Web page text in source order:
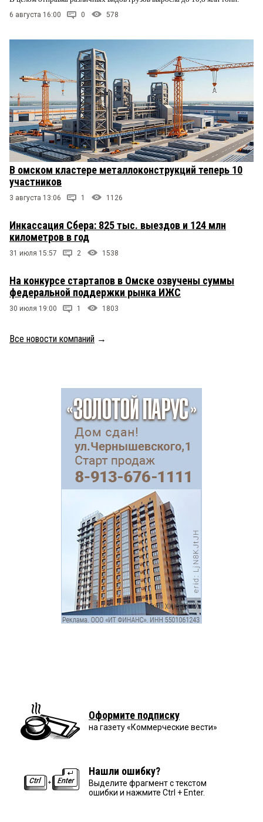
6 августа 16:00 0 578
В омском кластере металлоконструкций теперь 10
участников
3 августа 13:06 1 1126
Инкассация Сбера: 825 тыс. выездов и 124 млн
километров в год
31 июля 15:57 2 1538
На конкурсе стартапов в Омске озвучены суммы
федеральной поддержки рынка ИЖС
30 июля 19:00 1 1803
Все новости компаний →
Оформите подписку
на газету «Коммерческие вести»
Нашли ошибку?
Выделите фрагмент с текстом
ошибки и нажмите Ctrl + Enter.